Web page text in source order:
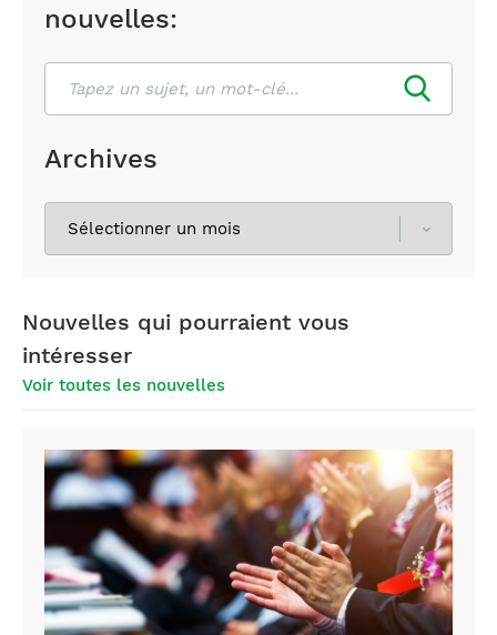
nouvelles:
Archives
Nouvelles qui pourraient vous
intéresser
Voir toutes les nouvelles